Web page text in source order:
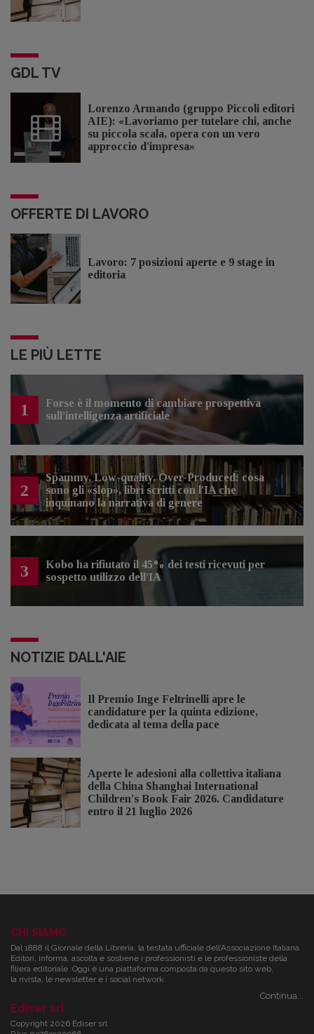
GDL TV
Lorenzo Armando (gruppo Piccoli editori
AIE): «Lavoriamo per tutelare chi, anche
su piccola scala, opera con un vero
approccio d'impresa»
OFFERTE DI LAVORO
Lavoro: 7 posizioni aperte e 9 stage in
editoria
LE PIÙ LETTE
1
Forse è il momento di cambiare prospettiva
sull’intelligenza artificiale
2
Spammy, Low-quality, Over-Produced: cosa
sono gli «slop», libri scritti con l'IA che
inquinano la narrativa di genere
3
Kobo ha rifiutato il 45% dei testi ricevuti per
sospetto utilizzo dell’IA
NOTIZIE DALL'AIE
Il Premio Inge Feltrinelli apre le
candidature per la quinta edizione,
dedicata al tema della pace
Aperte le adesioni alla collettiva italiana
della China Shanghai International
Children's Book Fair 2026. Candidature
entro il 21 luglio 2026
CHI SIAMO
Dal 1888 il Giornale della Libreria, la testata ufficiale dell’Associazione Italiana
Editori, informa, ascolta e sostiene i professionisti e le professioniste della
filiera editoriale. Oggi è una piattaforma composta da questo sito web,
la rivista, le newsletter e i social network.
Continua...
Ediser srl
Copyright 2026 Ediser srl